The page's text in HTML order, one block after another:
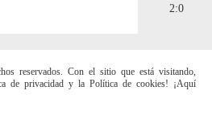
2:0
reservados. Con el sitio que está visitando,
de privacidad y la Política de cookies! ¡Aquí